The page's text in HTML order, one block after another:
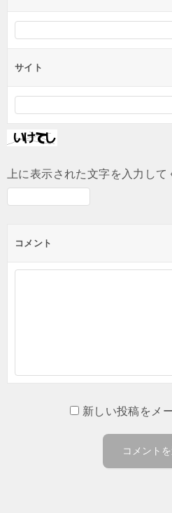
サイト
上に表示された文字を入力して
コメント
新しい投稿をメ